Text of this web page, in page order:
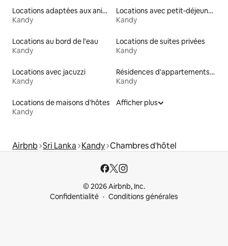
Locations adaptées aux animaux
Kandy
Locations avec petit-déjeuner
Kandy
Locations au bord de l'eau
Kandy
Locations de suites privées
Kandy
Locations avec jacuzzi
Kandy
Résidences d'appartements en location
Kandy
Locations de maisons d'hôtes
Kandy
Afficher plus
Airbnb Sri Lanka Kandy Chambres d'hôtel
© 2026 Airbnb, Inc.
Confidentialité
Conditions générales